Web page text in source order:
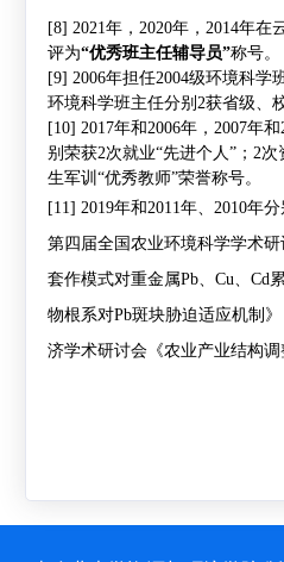
[8] 2021年， 2020年， 2014年在
评为“优秀班主任辅导员”称号。
[9] 2006年担任2004级环境科学
环境科学班主任分别 2获省级、
[10] 2017年和2006年， 2007年和
别荣获2次就业“先进个人 ”； 2次
生军训 “优秀教师”荣誉称号。
[11] 2019年和2011年、 2010年分
第四届全国农业环境科学学术
套作模式对重金属Pb、 Cu Cd
物根系对Pb斑块胁迫适应机制
济学术研讨会《农业产业结构调